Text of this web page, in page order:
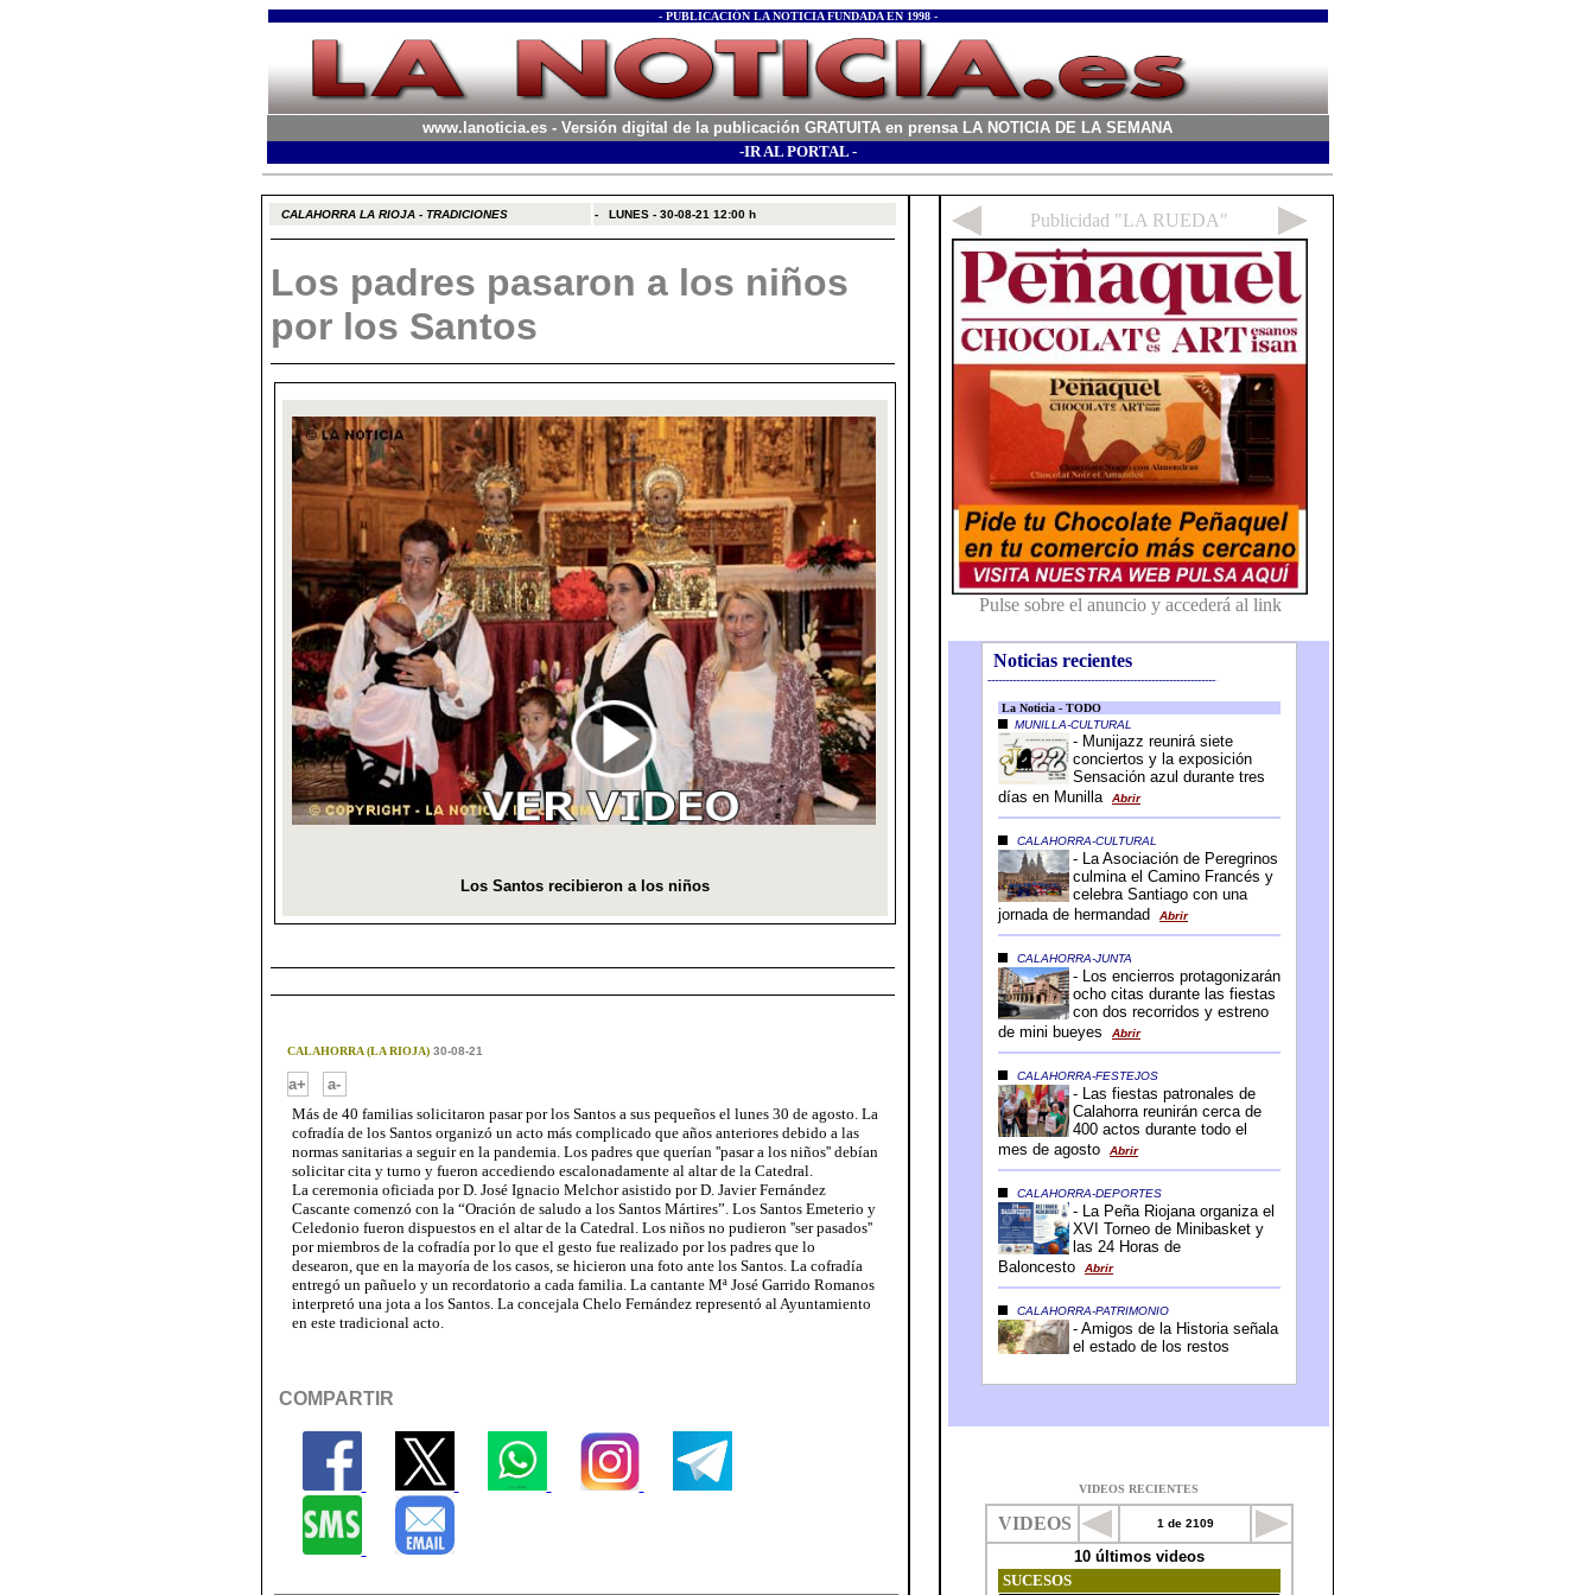
- PUBLICACIÓN LA NOTICIA FUNDADA EN 1998 -
www.lanoticia.es - Versión digital de la publicación GRATUITA en prensa LA NOTICIA DE LA SEMANA
-IR AL PORTAL -
CALAHORRA LA RIOJA - TRADICIONES - LUNES - 30-08-21 12:00 h
Los padres pasaron a los niños
por los Santos
CALAHORRA (LA RIOJA)30-08-21
a+
a-
Más de 40 familias solicitaron pasar por los Santos a sus pequeños el lunes 30 de agosto. La
cofradía de los Santos organizó un acto más complicado que años anteriores debido a las
normas sanitarias a seguir en la pandemia. Los padres que querían ''pasar a los niños'' debían
solicitar cita y turno y fueron accediendo escalonadamente al altar de la Catedral.
La ceremonia oficiada por D. José Ignacio Melchor asistido por D. Javier Fernández
Cascante comenzó con la “Oración de saludo a los Santos Mártires”. Los Santos Emeterio y
Celedonio fueron dispuestos en el altar de la Catedral. Los niños no pudieron ''ser pasados''
por miembros de la cofradía por lo que el gesto fue realizado por los padres que lo
desearon, que en la mayoría de los casos, se hicieron una foto ante los Santos. La cofradía
entregó un pañuelo y un recordatorio a cada familia. La cantante Mª José Garrido Romanos
interpretó una jota a los Santos. La concejala Chelo Fernández representó al Ayuntamiento
en este tradicional acto.
COMPARTIR
Noticias recientes
-----------------------------------------------------------------
VIDEOS RECIENTES